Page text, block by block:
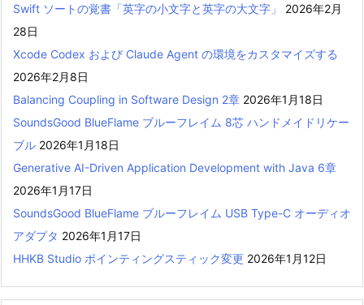
Swift ソートの覚書「英字の小文字と英字の大文字」
2026年2月
28日
Xcode Codex および Claude Agent の環境をカスタマイズする
2026年2月8日
Balancing Coupling in Software Design 2章 2026年1月18日
SoundsGood BlueFlame ブルーフレイム 8芯 ハンドメイドリケー
ブル 2026年1月18日
Generative AI-Driven Application Development with Java 6章
2026年1月17日
SoundsGood BlueFlame ブルーフレイム USB Type-C オーディオ
アダプタ 2026年1月17日
HHKB Studio ポインティングスティック変更 2026年1月12日